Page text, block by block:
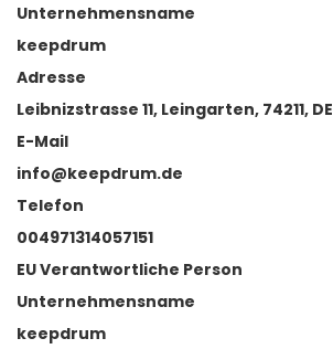
Unternehmensname
keepdrum
Adresse
Leibnizstrasse 11, Leingarten, 74211, DE
E-Mail
info@keepdrum.de
Telefon
004971314057151
EU Verantwortliche Person
Unternehmensname
keepdrum